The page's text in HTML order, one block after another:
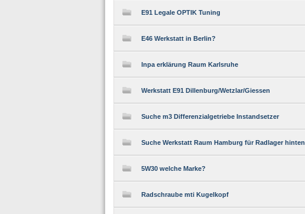
E91 Legale OPTIK Tuning
E46 Werkstatt in Berlin?
Inpa erklärung Raum Karlsruhe
Werkstatt E91 Dillenburg/Wetzlar/Giessen
Suche m3 Differenzialgetriebe Instandsetzer
Suche Werkstatt Raum Hamburg für Radlager hinten
5W30 welche Marke?
Radschraube mti Kugelkopf